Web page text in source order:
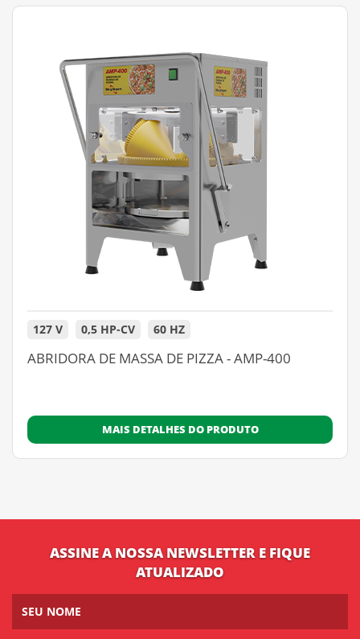
127 V 0,5 HP-CV 60 HZ
ABRIDORA DE MASSA DE PIZZA - AMP-400
MAIS DETALHES DO PRODUTO
ASSINE A NOSSA NEWSLETTER E FIQUE
ATUALIZADO